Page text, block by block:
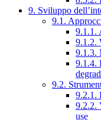
9. Sviluppo
9.1.
9.1.1.
9.1.2.
9.1.3.
9.1.4.
9.2.
9.2.1.
9.2.2.
use